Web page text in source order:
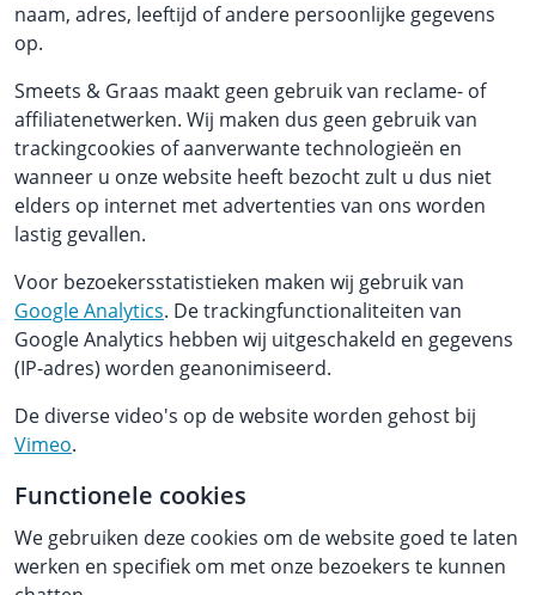
naam, adres, leeftijd of andere persoonlijke gegevens
op.
Smeets & Graas maakt geen gebruik van reclame- of
affiliatenetwerken. Wij maken dus geen gebruik van
trackingcookies of aanverwante technologieën en
wanneer u onze website heeft bezocht zult u dus niet
elders op internet met advertenties van ons worden
lastig gevallen.
Voor bezoekersstatistieken maken wij gebruik van
Google Analytics. De trackingfunctionaliteiten van
Google Analytics hebben wij uitgeschakeld en gegevens
(IP-adres) worden geanonimiseerd.
De diverse video's op de website worden gehost bij
Vimeo.
Functionele cookies
We gebruiken deze cookies om de website goed te laten
werken en specifiek om met onze bezoekers te kunnen